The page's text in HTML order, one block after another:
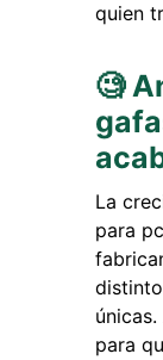
quien
🧐
La
para
para